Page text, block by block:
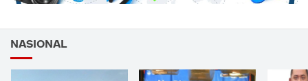
NASIONAL